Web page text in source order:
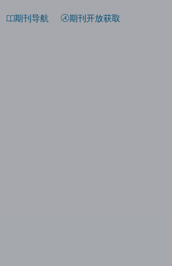
期刊导航 期刊开放获取